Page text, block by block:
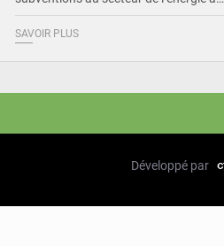
SAVOIR PLUS
Développé par